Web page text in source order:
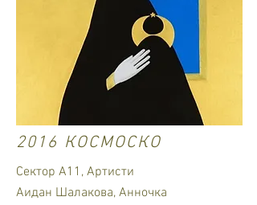
2016 КОСМОСКО
Сектор А11, Артисти
Аидан Шалакова, Анночка